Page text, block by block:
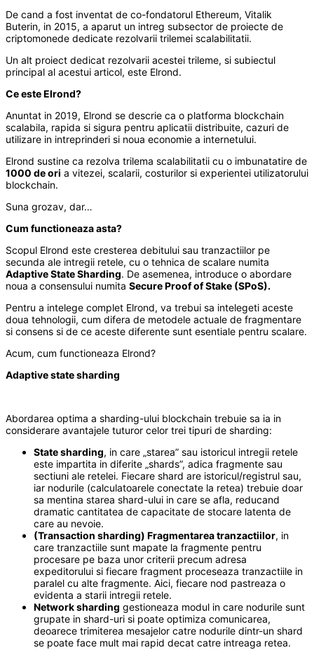
De cand a fost inventat de co-fondatorul Ethereum, Vitalik
Buterin, in 2015, a aparut un intreg subsector de proiecte de
criptomonede dedicate rezolvarii trilemei scalabilitatii.
Un alt proiect dedicat rezolvarii acestei trileme, si subiectul
principal al acestui articol, este Elrond.
Ce este Elrond?
Anuntat in 2019, Elrond se descrie ca o platforma blockchain
scalabila, rapida si sigura pentru aplicatii distribuite, cazuri de
utilizare in intreprinderi si noua economie a internetului.
Elrond sustine ca rezolva trilema scalabilitatii cu o imbunatatire de
1000 de ori a vitezei, scalarii, costurilor si experientei utilizatorului
blockchain.
Suna grozav, dar…
Cum functioneaza asta?
Scopul Elrond este cresterea debitului sau tranzactiilor pe
secunda ale intregii retele, cu o tehnica de scalare numita
Adaptive State Sharding. De asemenea, introduce o abordare
noua a consensului numita Secure Proof of Stake (SPoS).
Pentru a intelege complet Elrond, va trebui sa intelegeti aceste
doua tehnologii, cum difera de metodele actuale de fragmentare
si consens si de ce aceste diferente sunt esentiale pentru scalare.
Acum, cum functioneaza Elrond?
Adaptive state sharding
Abordarea optima a sharding-ului blockchain trebuie sa ia in
considerare avantajele tuturor celor trei tipuri de sharding:
State sharding, in care „starea” sau istoricul intregii retele
este impartita in diferite „shards”, adica fragmente sau
sectiuni ale retelei. Fiecare shard are istoricul/registrul sau,
iar nodurile (calculatoarele conectate la retea) trebuie doar
sa mentina starea shard-ului in care se afla, reducand
dramatic cantitatea de capacitate de stocare latenta de
care au nevoie.
(Transaction sharding) Fragmentarea tranzactiilor, in
care tranzactiile sunt mapate la fragmente pentru
procesare pe baza unor criterii precum adresa
expeditorului si fiecare fragment proceseaza tranzactiile in
paralel cu alte fragmente. Aici, fiecare nod pastreaza o
evidenta a starii intregii retele.
Network sharding gestioneaza modul in care nodurile sunt
grupate in shard-uri si poate optimiza comunicarea,
deoarece trimiterea mesajelor catre nodurile dintr-un shard
se poate face mult mai rapid decat catre intreaga retea.